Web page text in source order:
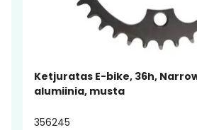
Ketjuratas E-bike, 36h,
alumiinia, musta
356245